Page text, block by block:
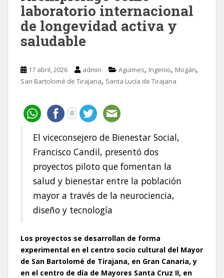
laboratorio internacional
de longevidad activa y
saludable
17 abril, 2026 admin Agüimes, Ingenio, Mogán,
San Bartolomé de Tirajana, Santa Lucía de Tirajana
0
El viceconsejero de Bienestar Social,
Francisco Candil, presentó dos
proyectos piloto que fomentan la
salud y bienestar entre la población
mayor a través de la neurociencia,
diseño y tecnología
Los proyectos se desarrollan de forma
experimental en el centro socio cultural del Mayor
de San Bartolomé de Tirajana, en Gran Canaria, y
en el centro de día de Mayores Santa Cruz II, en